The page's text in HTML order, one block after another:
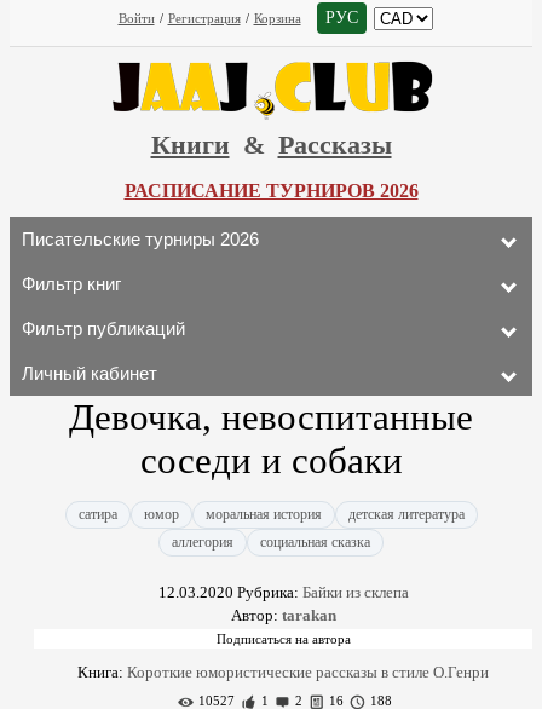
Войти / Регистрация / Корзина РУС
Книги & Рассказы
РАСПИСАНИЕ ТУРНИРОВ 2026
Писательские турниры 2026
Фильтр книг
Фильтр публикаций
Личный кабинет
Девочка, невоспитанные
соседи и собаки
сатира юмор моральная история
детская литература
аллегория
социальная сказка
12.03.2020 Рубрика: Байки из склепа
Автор: tarakan
Книга: Короткие юмористические рассказы в стиле О.Генри
10527 1 2 16 188